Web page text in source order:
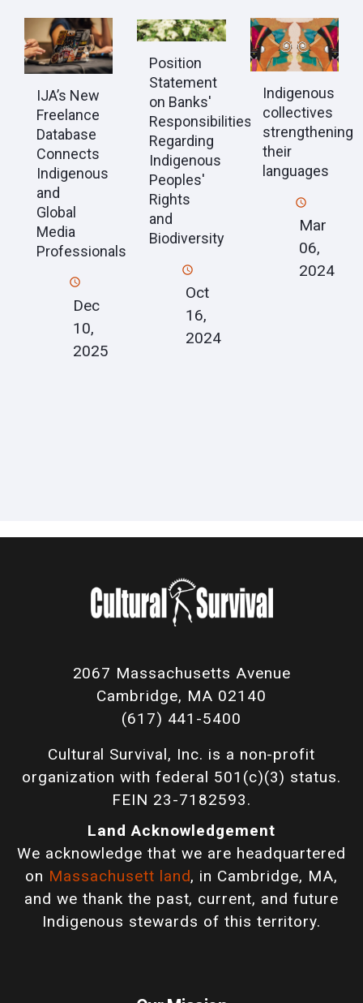
IJA’s New
Freelance
Database
Connects
Indigenous
and
Global
Media
Professionals
Dec
10,
2025
Position
Statement
on Banks'
Responsibilities
Regarding
Indigenous
Peoples'
Rights
and
Biodiversity
Oct
16,
2024
Indigenous
collectives
strengthening
their
languages
Mar
06,
2024
2067 Massachusetts Avenue
Cambridge, MA 02140
(617) 441-5400
Cultural Survival, Inc. is a non-profit
organization with federal 501(c)(3) status.
FEIN 23-7182593.
Land Acknowledgement
We acknowledge that we are headquartered
on Massachusett land, in Cambridge, MA,
and we thank the past, current, and future
Indigenous stewards of this territory.